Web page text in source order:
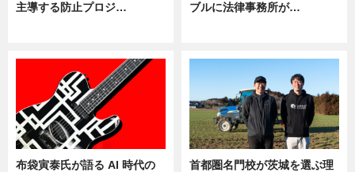
主導する防止プロジ…
ブルに法律事務所が…
布袋寅泰氏が語る AI 時代の
首都圏名門校が茨城を選ぶ理